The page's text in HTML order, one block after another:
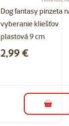
Dog fantasy pinzeta
vyberanie kliešťov
plastová 9 cm
Cena
2,99 €
do